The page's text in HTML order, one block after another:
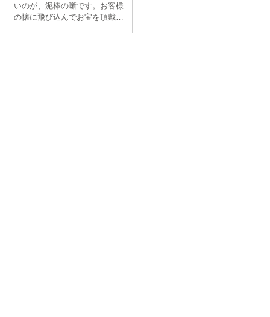
いのが、泥棒の噺です。お客様
の懐に飛び込んでお宝を頂戴す